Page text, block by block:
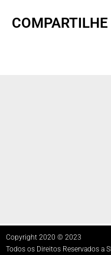
COMPARTILHE
Copyright 2020 © 2023
Todos os Direitos Reservados a